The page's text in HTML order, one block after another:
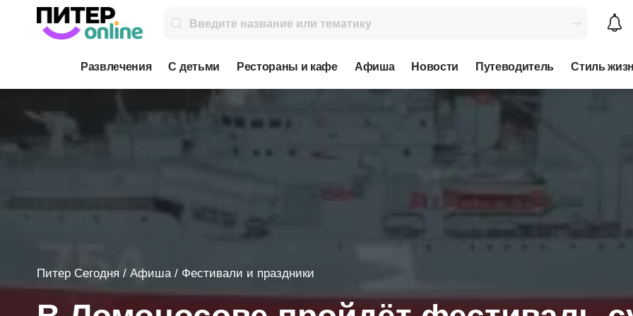
Развлечения С детьми Рестораны и кафе Афиша Новости Путеводитель Стиль
Питер Сегодня / Афиша/ Фестивали и праздники